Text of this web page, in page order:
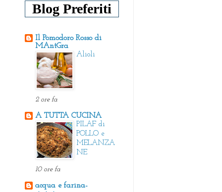
Blog Preferiti
Il Pomodoro Rosso di
MAntGra
Alioli
2 ore fa
A TUTTA CUCINA
PILAF di
POLLO e
MELANZA
NE
10 ore fa
acqua e farina-